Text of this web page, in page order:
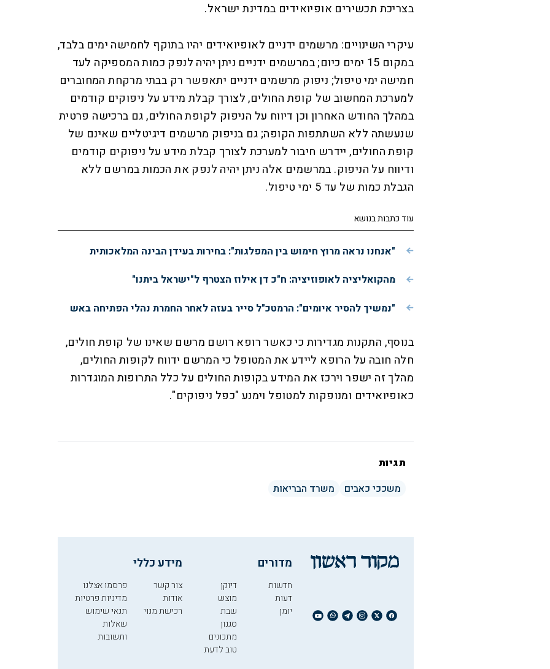
בצריכת תכשירים אופיואידים במדינת ישראל.
עיקרי השינויים: מרשמים ידניים לאופיואידים יהיו בתוקף לחמישה ימים בלבד,
במקום 15 ימים כיום; במרשמים ידניים ניתן יהיה לנפק כמות המספיקה לעד
חמישה ימי טיפול; ניפוק מרשמים ידניים יתאפשר רק בבתי מרקחת המחוברים
למערכת המחשוב של קופת החולים, לצורך קבלת מידע על ניפוקים קודמים
במהלך החודש האחרון וכן דיווח על הניפוק לקופת החולים, גם ברכישה פרטית
שנעשתה ללא השתתפות הקופה; גם בניפוק מרשמים דיגיטליים שאינם של
קופת החולים, יידרש חיבור למערכת לצורך קבלת מידע על ניפוקים קודמים
ודיווח על הניפוק. במרשמים אלה ניתן יהיה לנפק את הכמות במרשם ללא
הגבלת כמות של עד 5 ימי טיפול.
עוד כתבות בנושא
"אנחנו נראה מרוץ חימוש בין המפלגות": בחירות בעידן הבינה המלאכותית
מהקואליציה לאופוזיציה: ח"כ דן אילוז הצטרף ל"ישראל ביתנו"
"נמשיך להסיר איומים": הרמטכ"ל סייר בעזה לאחר החמרת נהלי הפתיחה באש
בנוסף, התקנות מגדירות כי כאשר רופא רושם מרשם שאינו של קופת חולים,
חלה חובה על הרופא ליידע את המטופל כי המרשם ידווח לקופות החולים,
מהלך זה ישפר וירכז את המידע בקופות החולים על כלל התרופות המוגדרות
כאופיואידים ומנופקות למטופל וימנע "כפל ניפוקים".
תגיות
משככי כאבים
משרד הבריאות
מדורים
חדשות
דעות
יומן
דיוקן
מוצש
שבת
סגנון
מתכונים
טוב לדעת
מידע כללי
צור קשר
אודות
רכישת מנוי
פרסמו אצלנו
מדיניות פרטיות
תנאי שימוש
שאלות
ותשובות